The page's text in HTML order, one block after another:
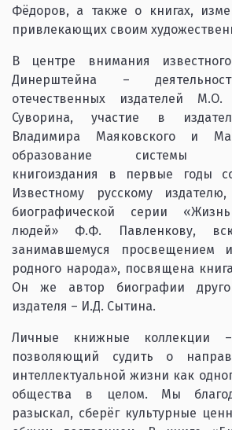
Фёдоров, а также о книгах,
привлекающих своим
В центре внимания
Динерштейна –
отечественных издателей
Суворина, участие в
Владимира Маяковского и
образование системы
книгоиздания в первые годы
Известному русскому
биографической серии
людей» Ф.Ф. Павленкову,
занимавшемуся просвещением
родного народа», посвящена
Он же автор биографии
издателя – И.Д. Сытина.
Личные книжные коллекции
позволяющий судить о
интеллектуальной жизни как
общества в целом. Мы
разыскал, сберёг культурные